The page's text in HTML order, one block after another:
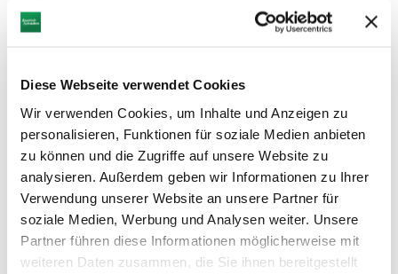
Diese Webseite verwendet Cookies
Wir verwenden Cookies, um Inhalte und Anzeigen zu
personalisieren, Funktionen für soziale Medien anbieten
zu können und die Zugriffe auf unsere Website zu
analysieren. Außerdem geben wir Informationen zu Ihrer
Verwendung unserer Website an unsere Partner für
soziale Medien, Werbung und Analysen weiter. Unsere
Partner führen diese Informationen möglicherweise mit
weiteren Daten zusammen, die Sie ihnen bereitgestellt
Wallkrone berägt heute noch ca. 2,20 m.
Die Orientierung der Schanze weicht
andernorts leicht überhöht.
AUF DER KARTE ANZEIGEN